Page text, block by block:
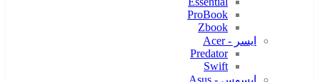
ProBook
Zbook
ایسر - Acer
Predator
Swift
ایسوس - Asus